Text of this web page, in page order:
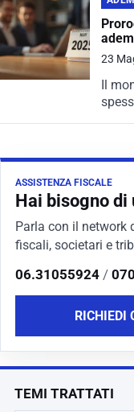
23
Il
ASSISTENZA FISCALE
Hai bisogno di
Parla con il network
fiscali, societari e
06.31055924 /
RICHIEDI
TEMI TRATTATI